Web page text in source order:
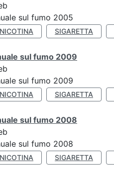
sul fumo 2005
NICOTINA SIGARETTA
sul fumo 2009
sul fumo 2009
NICOTINA SIGARETTA
sul fumo 2008
sul fumo 2008
NICOTINA SIGARETTA